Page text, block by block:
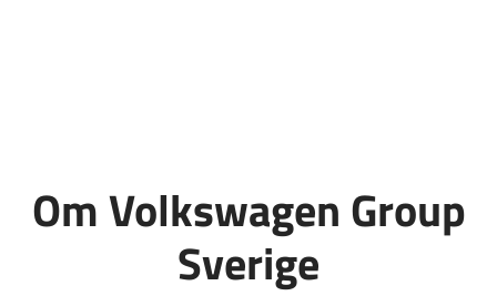
Om Volkswagen Group
Sverige